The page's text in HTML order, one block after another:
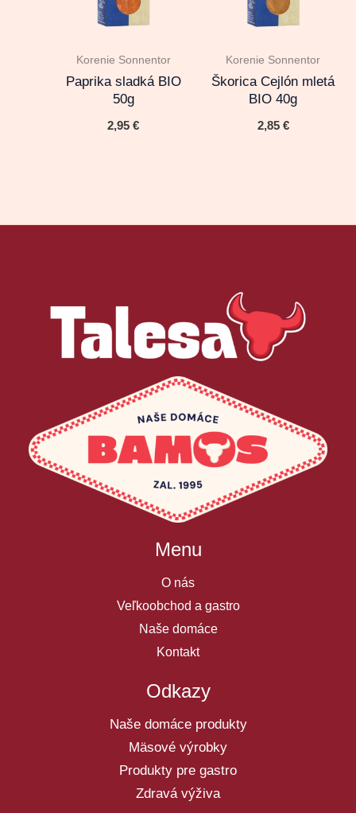
Korenie Sonnentor
Paprika sladká BIO
50g
2,95€
Korenie Sonnentor
Škorica Cejlón mletá
BIO 40g
2,85 €
Menu
O nás
Veľkoobchod a gastro
Naše domáce
Kontakt
Odkazy
Naše domáce produkty
Mäsové výrobky
Produkty pre gastro
Zdravá výživa